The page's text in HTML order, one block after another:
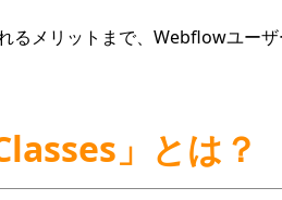
るメリットまで、Webflowユー
」とは？